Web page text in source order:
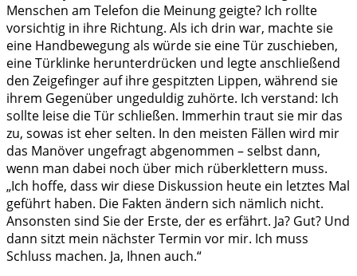
Menschen am Telefon die Meinung geigte? Ich rollte
vorsichtig in ihre Richtung. Als ich drin war, machte sie
eine Handbewegung als würde sie eine Tür zuschieben,
eine Türklinke herunterdrücken und legte anschließend
den Zeigefinger auf ihre gespitzten Lippen, während sie
ihrem Gegenüber ungeduldig zuhörte. Ich verstand: Ich
sollte leise die Tür schließen. Immerhin traut sie mir das
zu, sowas ist eher selten. In den meisten Fällen wird mir
das Manöver ungefragt abgenommen – selbst dann,
wenn man dabei noch über mich rüberklettern muss.
„Ich hoffe, dass wir diese Diskussion heute ein letztes Mal
geführt haben. Die Fakten ändern sich nämlich nicht.
Ansonsten sind Sie der Erste, der es erfährt. Ja? Gut? Und
dann sitzt mein nächster Termin vor mir. Ich muss
Schluss machen. Ja, Ihnen auch.“